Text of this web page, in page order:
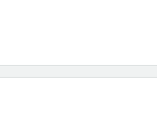
Eldo Carlos Gomes
historicamente, de raça.